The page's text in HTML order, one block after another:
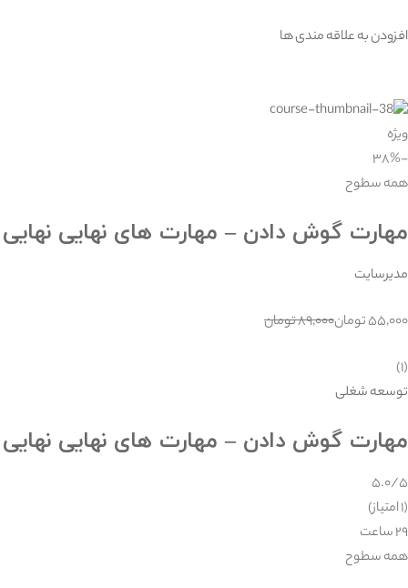
افزودن به علاقه مندی ها
ویژه
-۳۸%
همه سطوح
مهارت گوش دادن – مهارت های نهایی نهایی
مدیرسایت
۵۵,۰۰۰ تومان ۸۹,۰۰۰ تومان
(۱)
توسعه شغلی
مهارت گوش دادن – مهارت های نهایی نهایی
۵.۰/۵
(۱ امتیاز)
۲۹ ساعت
همه سطوح